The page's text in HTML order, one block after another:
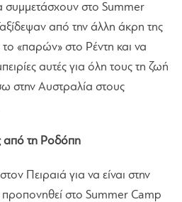
συμμετάσχουν στο Summer
από την άλλη άκρη της
«παρών» στο Ρέντη και να
αυτές για όλη τους τη ζωή
στην Αυστραλία στους
από τη Ροδόπη
Πειραιά για να είναι στην
στο Summer Camp